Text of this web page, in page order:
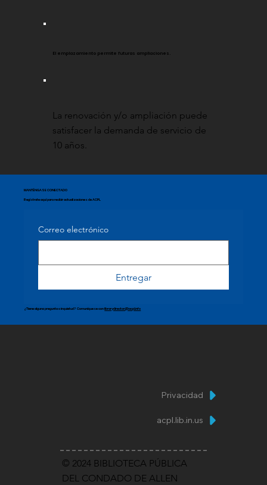
El emplazamiento permite futuras ampliaciones.
La renovación y/o ampliación puede
satisfacer la demanda de servicio de
10 años.
MANTÉNGASE CONECTADO
Regístrate aquí para recibir actualizaciones de ACPL.
Correo electrónico
Entregar
¿Tiene alguna pregunta o inquietud? Comuníquese conlibrarydirector@acpl.info
Privacidad
acpl.lib.in.us
© 2024 BIBLIOTECA PÚBLICA
DEL CONDADO DE ALLEN